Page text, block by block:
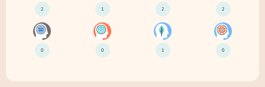
2 1 2 2
0 0 1 0